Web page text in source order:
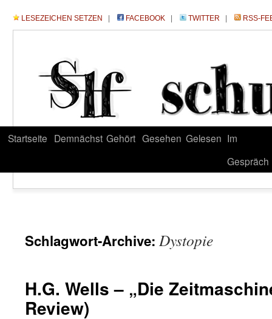
LESEZEICHEN SETZEN FACEBOOK TWITTER RSS-
Startseite Demnächst Gehört Gesehen Gelesen Im
Gespräch
Schlagwort-Archive: Dystopie
H.G. Wells – „Die
Review)